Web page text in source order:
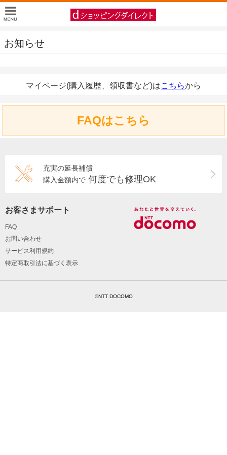
お知らせ
マイページ(購入履歴、領収書など)はこちらから
FAQはこちら
充実の延長補償
購入金額内で 何度でも修理OK
お客さまサポート
FAQ
お問い合わせ
サービス利用規約
特定商取引法に基づく表示
©NTT DOCOMO